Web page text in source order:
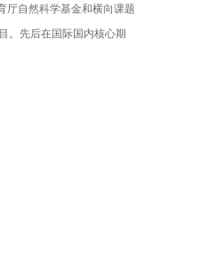
厅自然科学基金和横向课题
。先后在国际国内核心期